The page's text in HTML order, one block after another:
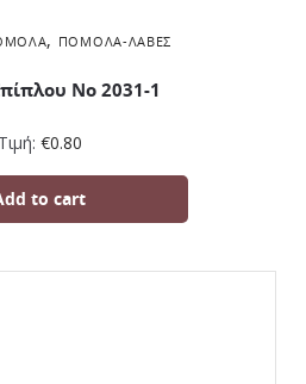
, ΠΌΜΟΛΑ-ΛΑΒΈΣ
Νο 2031-1
Τιμή: €0.80
to cart